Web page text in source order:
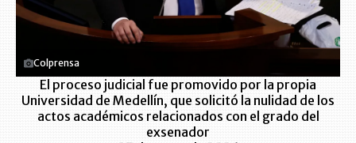
Colprensa
El proceso judicial fue promovido por la propia
Universidad de Medellín, que solicitó la nulidad de los
actos académicos relacionados con el grado del
exsenador